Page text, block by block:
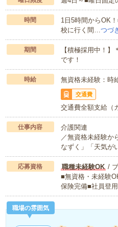
時間
1日5時間からOK
校に行く間…つづ
期間
【積極採用中！
です！
時給 無資格未経験：
交通費
交通費全額支給（
仕事内容
介護関連
／無資格未経験か
なずく」「天気が
応募資格 職種未経験OK/ ブ
■無資格・未経験
保険完備■社員登
職場の雰囲気